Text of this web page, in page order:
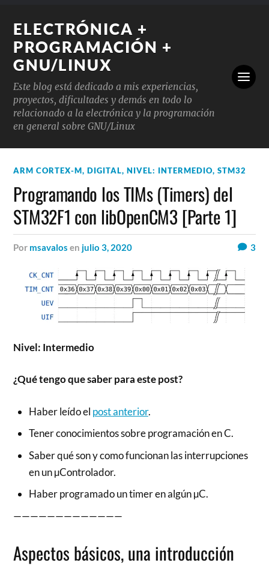
ELECTRÓNICA +
PROGRAMACIÓN +
GNU/LINUX
Este blog está dedicado a mis experiencias,
proyectos, dificultades y demás en todo lo
relacionado a la electrónica y la programación
en general sobre GNU/Linux
ARM CORTEX-M,DIGITAL,NIVEL: INTERMEDIO,STM32
Programando los TIMs (Timers) del
STM32F1 con libOpenCM3 [Parte 1]
por msavalos en julio 3, 2020 3
Nivel: Intermedio
¿Qué tengo que saber para este post?
Haber leído el post anterior.
Tener conocimientos sobre programación en C.
Saber qué son y como funcionan las interrupciones
en un µControlador.
Haber programado un timer en algún µC.
—————————————
Aspectos básicos, una introducción